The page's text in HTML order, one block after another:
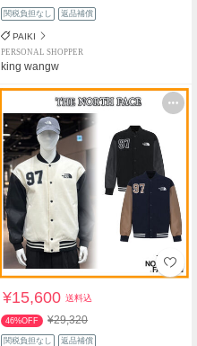
関税負担なし 返品補償
PAIKI
PERSONAL SHOPPER
king wangw
¥15,600送料込
46%OFF ¥29,320
関税負担なし 返品補償